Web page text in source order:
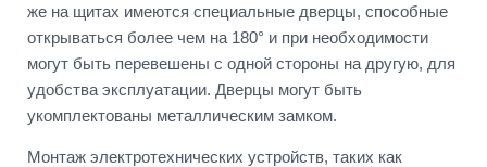
же на щитах имеются специальные дверцы, способные
открываться более чем на 180° и при необходимости
могут быть перевешены с одной стороны на другую, для
удобства эксплуатации. Дверцы могут быть
укомплектованы металлическим замком.
Монтаж электротехнических устройств, таких как